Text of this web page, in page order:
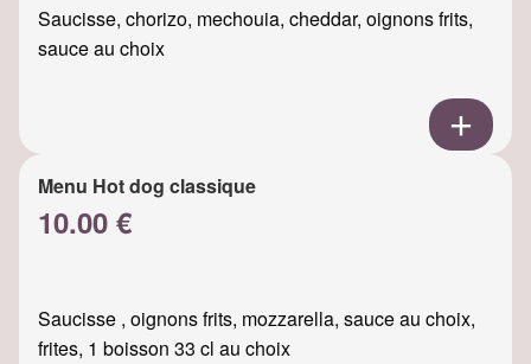
Saucisse, chorizo, mechouia, cheddar, oignons frits,
sauce au choix
Menu Hot dog classique
10.00 €
Saucisse , oignons frits, mozzarella, sauce au choix,
frites, 1 boisson 33 cl au choix